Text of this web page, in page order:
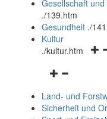
Gesellschaft und
./139.htm
Gesundheit ./
Kultur
./kultur.htm
und
schließen
Land- und
Sicherheit und